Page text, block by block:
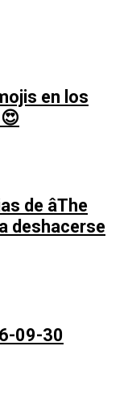
en los
de âThe
deshacerse
09-30